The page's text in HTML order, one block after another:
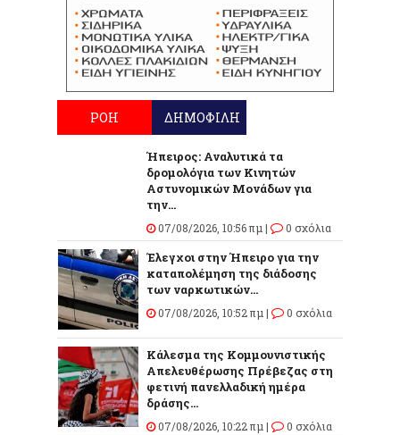
ΡΟΗ ΔΗΜΟΦΙΛΗ
Ήπειρος: Αναλυτικά τα
δρομολόγια των Κινητών
Αστυνομικών Μονάδων για
την...
07/08/2026, 10:56 πμ | 0 σχόλια
Έλεγχοι στην Ήπειρο για την
καταπολέμηση της διάδοσης
των ναρκωτικών...
07/08/2026, 10:52 πμ | 0 σχόλια
Κάλεσμα της Κομμουνιστικής
Απελευθέρωσης Πρέβεζας στη
φετινή πανελλαδική ημέρα
δράσης...
07/08/2026, 10:22 πμ | 0 σχόλια